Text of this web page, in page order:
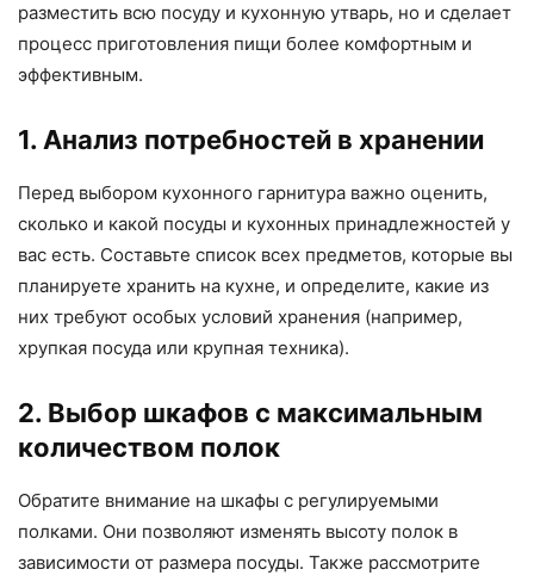
разместить всю посуду и кухонную утварь, но и сделает
процесс приготовления пищи более комфортным и
эффективным.
1. Анализ потребностей в хранении
Перед выбором кухонного гарнитура важно оценить,
сколько и какой посуды и кухонных принадлежностей у
вас есть. Составьте список всех предметов, которые вы
планируете хранить на кухне, и определите, какие из
них требуют особых условий хранения (например,
хрупкая посуда или крупная техника).
2. Выбор шкафов с максимальным
количеством полок
Обратите внимание на шкафы с регулируемыми
полками. Они позволяют изменять высоту полок в
зависимости от размера посуды. Также рассмотрите